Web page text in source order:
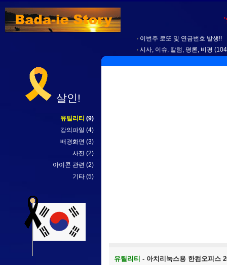
'
이번주 로또 및 연금번호 발생!!
시사, 이슈, 칼럼, 평론, 비평
살인!
유틸리티 (9)
강의파일 (4)
배경화면 (3)
사진 (2)
아이콘 관련 (2)
기타 (5)
유틸리티 - 아치리눅스용 한컴오피스